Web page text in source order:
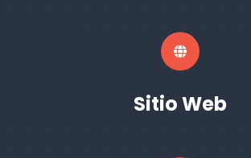
Sitio Web